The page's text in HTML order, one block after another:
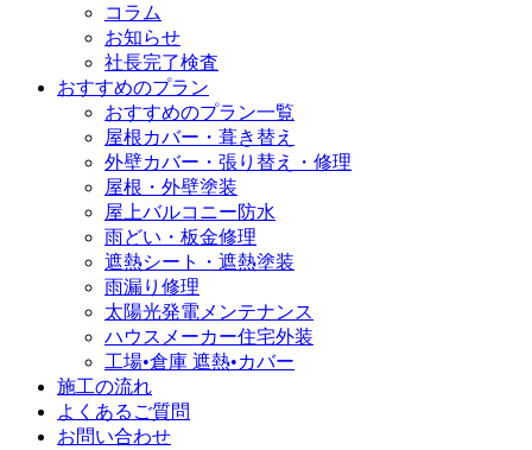
コラム
お知らせ
社長完了検査
おすすめのプラン
おすすめのプラン一覧
屋根カバー・葺き替え
外壁カバー・張り替え・修理
屋根・外壁塗装
屋上バルコニー防水
雨どい・板金修理
遮熱シート・遮熱塗装
雨漏り修理
太陽光発電メンテナンス
ハウスメーカー住宅外装
工場•倉庫 遮熱•カバー
施工の流れ
よくあるご質問
お問い合わせ